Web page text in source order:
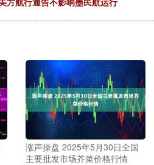
涨声操盘 2025年5月30日全国
主要批发市场芥菜价格行情